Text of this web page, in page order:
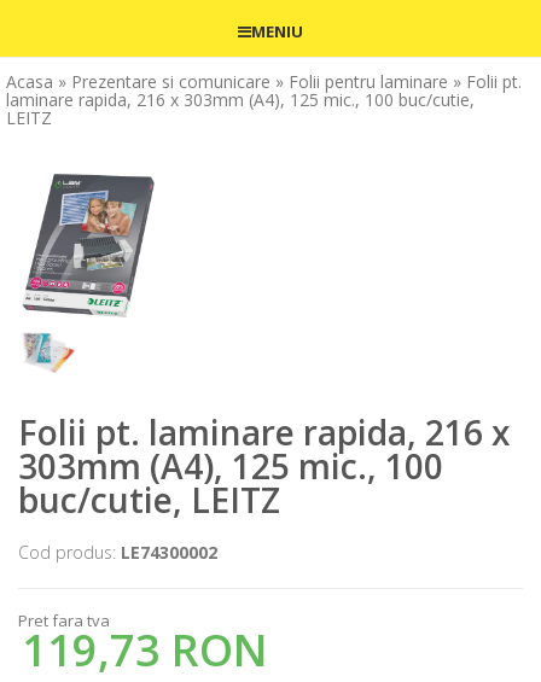
MENIU
Acasa » Prezentare si comunicare » Folii pentru laminare » Folii pt.
laminare rapida, 216 x 303mm (A4), 125 mic., 100 buc/cutie,
LEITZ
Folii pt. laminare rapida, 216 x
303mm (A4), 125 mic., 100
buc/cutie, LEITZ
Cod produs: LE74300002
Pret fara tva
119,73 RON